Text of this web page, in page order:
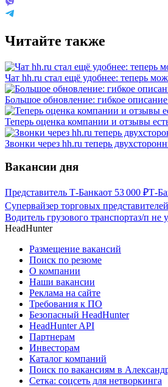
Читайте также
Чат hh.ru стал ещё удобнее: теперь
Большое обновление: гибкое
Теперь оценка компании и отзывы
Звонки через hh.ru теперь
Вакансии дня
Представитель Т-Банкаот 53 000 ₽Т-
Супервайзер торговых представителей
Водитель грузового транспортаз/п не
HeadHunter
Размещение вакансий
Поиск по резюме
О компании
Наши вакансии
Реклама на сайте
Требования к ПО
Безопасный HeadHunter
HeadHunter API
Партнерам
Инвесторам
Каталог компаний
Поиск по вакансиям в
Сетка: соцсеть для нетворкинга